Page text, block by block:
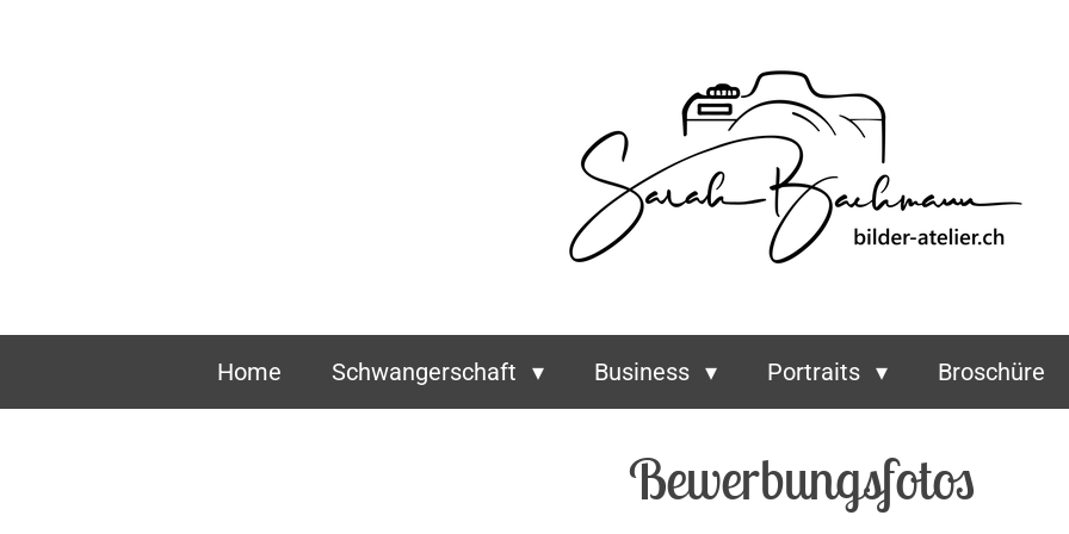
Home Schwangerschaft Business Portraits Broschüre
Bewerbungsfotos